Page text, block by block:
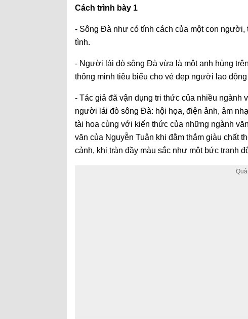
Cách trình bày 1
- Sông Đà như có tính cách của một con
tình.
- Người lái đò sông Đà vừa là một anh hùng
thông minh tiêu biểu cho vẻ đẹp người lao
- Tác giả đã vận dụng tri thức của nhiều ngành
người lái đò sông Đà: hội họa, điện ảnh, âm
tài hoa cùng với kiến thức của những ngành
văn của Nguyễn Tuân khi đằm thắm giàu chất
cảnh, khi tràn đầy màu sắc như một bức tranh